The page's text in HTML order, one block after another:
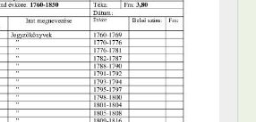
o - Győr város törvényszékének iratai, büntetőperek iratai, 1743-1847
p - Győr Város Törvényszékének iratai, peres ügyek jegyzőkönyve, 1743-1849
- Győr város törvényszékének iratai, tárnokszéki perek másolati jegyzőkönyve, 1743-1837
- Egyesített iratok, 1819–1848
- Győr Szabad Királyi Város Tanácsának iratai, 1848–1850
- Győr város árva-bizotmányának jegyzőkönyvei, 1848–1849